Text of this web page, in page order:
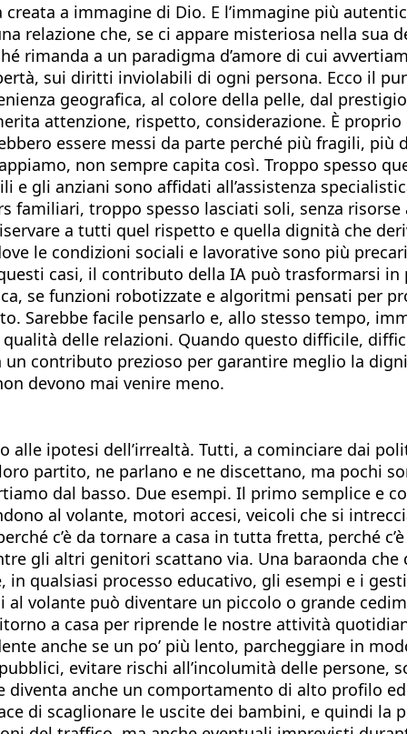
a immagine di Dio. E l’immagine più
relazione che, se ci appare misteriosa nella sua
rimanda a un paradigma d’amore di cui
sui diritti inviolabili di ogni persona. Ecco il
geografica, al colore della pelle, dal
attenzione, rispetto, considerazione. È proprio
essere messi da parte perché più fragili,
non sempre capita così. Troppo spesso
e gli anziani sono affidati all’assistenza
familiari, troppo spesso lasciati soli, senza
a tutti quel rispetto e quella dignità che
le condizioni sociali e lavorative sono più
casi, il contributo della IA può trasformarsi
se funzioni robotizzate e algoritmi pensati per
Sarebbe facile pensarlo e, allo stesso tempo,
delle relazioni. Quando questo difficile,
contributo prezioso per garantire meglio la
devono mai venire meno.
ipotesi dell’irrealtà. Tutti, a cominciare dai
partito, ne parlano e ne discettano, ma pochi
dal basso. Due esempi. Il primo semplice e
al volante, motori accesi, veicoli che si
c’è da tornare a casa in tutta fretta, perché
gli altri genitori scattano via. Una baraonda che
qualsiasi processo educativo, gli esempi e i
volante può diventare un piccolo o grande
a casa per riprende le nostre attività
anche se un po’ più lento, parcheggiare in
evitare rischi all’incolumità delle
anche un comportamento di alto profilo
di scaglionare le uscite dei bambini, e quindi la